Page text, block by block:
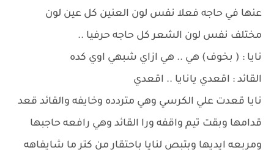
عنها في حاجه فعلا نفس لون العنين كل عين لون
مختلف نفس لون الشعر كل حاجه حرفيا ..
نايا : ( بخوف) هي .. هي ازاي شبهي اوي كده
القائد : اقعدي يانايا .. اقعدي
نايا قعدت علي الكرسي وهي متردده وخايفه والقائد قعد
قدامها وبقت تيم واقفه ورا القائد وهي رافعه حاجبها
ومربعه ايديها وبتبص لنايا باحتقار من كتر ما شايفاهه